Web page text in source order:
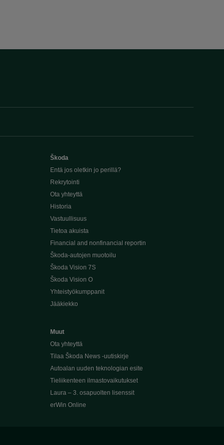
Škoda
Entä jos oletkin jo perillä?
Rekrytointi
Ota yhteyttä
Historia
Vastuullisuus
Tietoa akuista
Financial and nonfinancial reportin
Škoda-autojen muotoilu
Škoda Vision 7S
Škoda Vision O
Yhteistyökumppanit
Jääkiekko
Muut
Ota yhteyttä
Tilaa Škoda News -uutiskirje
Autoalan uuden teknologian esite
Tieliikenteen ilmastovaikutukset
Laura – 3. osapuolten lisenssit
erWin Online